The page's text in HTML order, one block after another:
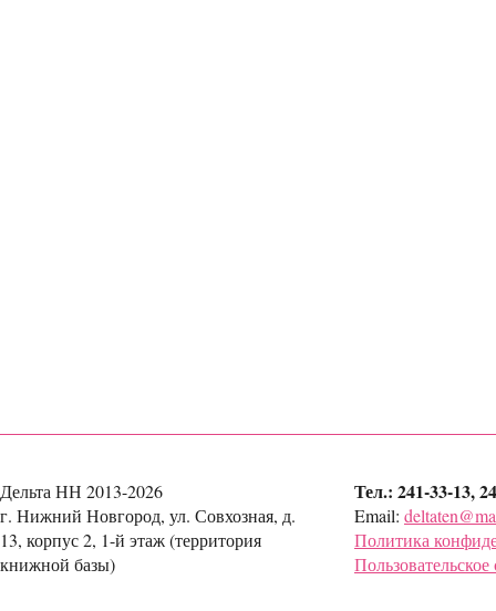
Дельта НН 2013-2026
г. Нижний Новгород, ул. Совхозная, д.
13, корпус 2, 1-й этаж (территория
книжной базы)
Тел.: 241-33-13,
Email:
Политика